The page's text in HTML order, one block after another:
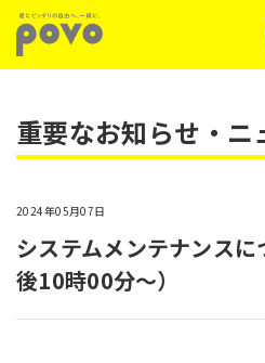
重要なお知らせ・ニ
2024年05月07日
システムメンテナンス
後10時00分～）